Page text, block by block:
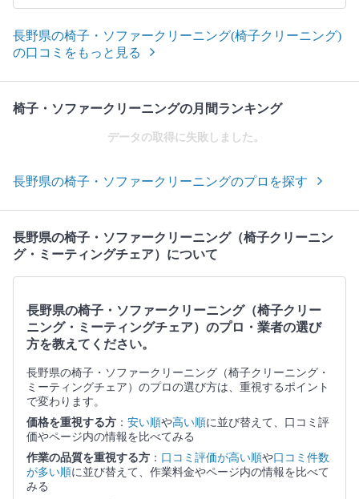
長野県の椅子・ソファークリーニング(椅子クリーニング)
の口コミをもっと見る
椅子・ソファークリーニングの月間ランキング
データの取得に失敗しました。
長野県の椅子・ソファークリーニングのプロを探す
長野県の椅子・ソファークリーニング（椅子クリーニン
グ・ミーティングチェア）について
長野県の椅子・ソファークリーニング（椅子クリー
ニング・ミーティングチェア）のプロ・業者の選び
方を教えてください。
長野県の椅子・ソファークリーニング（椅子クリーニング・
ミーティングチェア）のプロの選び方は、重視するポイント
で変わります。
価格を重視する方 ： 安い順や高い順に並び替えて、口コミ評
価やページ内の情報を比べてみる
作業の品質を重視する方 ： 口コミ評価が高い順や口コミ件数
が多い順に並び替えて、作業料金やページ内の情報を比べて
みる